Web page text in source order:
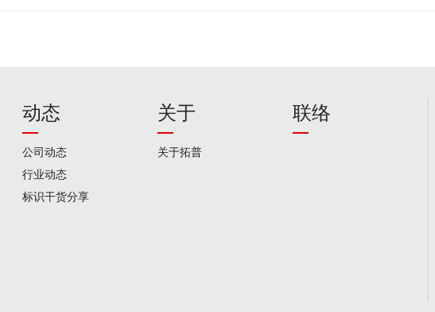
动态
公司动态
行业动态
标识干货分享
关于
关于拓普
联络